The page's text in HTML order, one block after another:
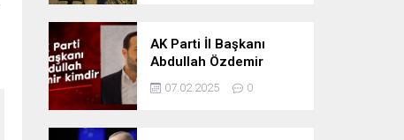
AK Parti İl Başkanı
Abdullah Özdemir
kimdir
07.02.2025 0